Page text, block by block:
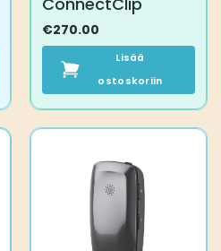
€270.00
Lisää
ostoskoriin